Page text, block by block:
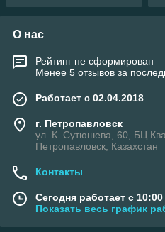
О нас
Рейтинг не сформирован
Менее 5 отзывов за
Работает с 02.04.2018
г. Петропавловск
ул. К. Сутюшева, 60, БЦ
Петропавловск, Казахстан
Контакты
Сегодня работает с
Показать весь график